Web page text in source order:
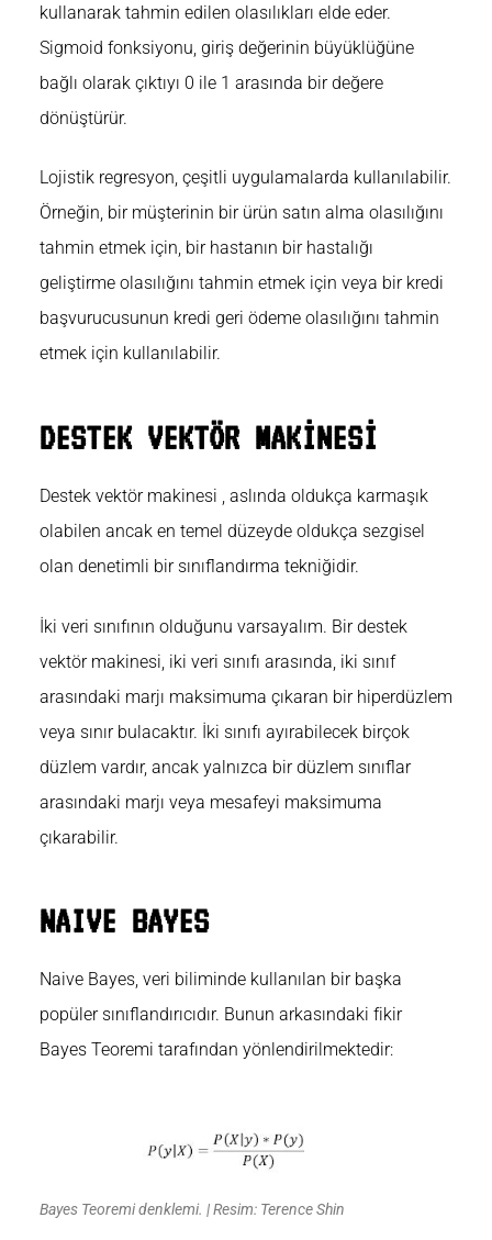
kullanarak tahmin edilen olasılıkları elde eder.
Sigmoid fonksiyonu, giriş değerinin büyüklüğüne
bağlı olarak çıktıyı 0 ile 1 arasında bir değere
dönüştürür.
Lojistik regresyon, çeşitli uygulamalarda kullanılabilir.
Örneğin, bir müşterinin bir ürün satın alma olasılığını
tahmin etmek için, bir hastanın bir hastalığı
geliştirme olasılığını tahmin etmek için veya bir kredi
başvurucusunun kredi geri ödeme olasılığını tahmin
etmek için kullanılabilir.
DESTEK VEKTÖR MAKİNESİ
Destek vektör makinesi , aslında oldukça karmaşık
olabilen ancak en temel düzeyde oldukça sezgisel
olan denetimli bir sınıflandırma tekniğidir.
İki veri sınıfının olduğunu varsayalım. Bir destek
vektör makinesi, iki veri sınıfı arasında, iki sınıf
arasındaki marjı maksimuma çıkaran bir hiperdüzlem
veya sınır bulacaktır. İki sınıfı ayırabilecek birçok
düzlem vardır, ancak yalnızca bir düzlem sınıflar
arasındaki marjı veya mesafeyi maksimuma
çıkarabilir.
NAIVE BAYES
Naive Bayes, veri biliminde kullanılan bir başka
popüler sınıflandırıcıdır. Bunun arkasındaki fikir
Bayes Teoremi tarafından yönlendirilmektedir:
Bayes Teoremi denklemi. | Resim: Terence Shin